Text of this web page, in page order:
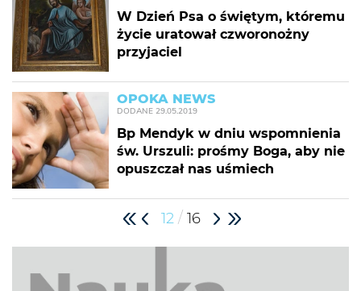
W Dzień Psa o świętym, któremu
życie uratował czworonożny
przyjaciel
OPOKA NEWS
DODANE 29.05.2019
Bp Mendyk w dniu wspomnienia
św. Urszuli: prośmy Boga, aby nie
opuszczał nas uśmiech
12 / 16